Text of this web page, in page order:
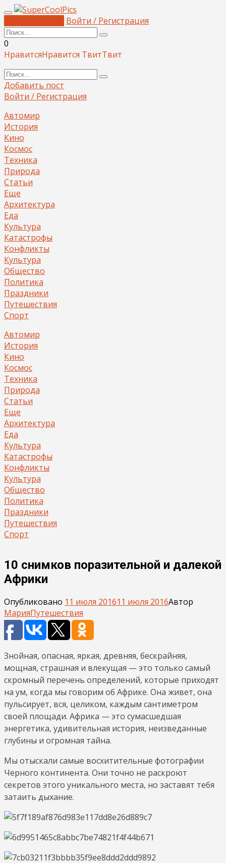
Войти / Регистрация
0
НравитсяНравится ТвитТвит
Добавить пост
Войти / Регистрация
Автомир
История
Кино
Космос
Техника
Природа
Статьи
Еще
Архитектура
Еда
Культура
Катастрофы
Конфликты
Культура
Общество
Политика
Праздники
Путешествия
Спорт
Автомир
История
Кино
Космос
Техника
Природа
Статьи
Еще
Архитектура
Еда
Культура
Катастрофы
Конфликты
Культура
Общество
Политика
Праздники
Путешествия
Спорт
10 снимков поразительной и далекой
Африки
Опубликовано 11 июля 201611 июля 2016Автор
МарияПутешествия
Знойная, опасная, яркая, древняя, бескрайняя,
мощная, страшная и влекущая — это только самый
скромный перечень определений, которые приходят
на ум, когда мы говорим об Африке. Она живет, она
пульсирует, вся, целиком, каждым сантиметром
своей площади. Африка — это сумасшедшая
энергетика, удивительная история, неизведанные
глубины и огромная тайна.
Мы отыскали самые восхитительные фотографии
Черного континента. Они точно не раскроют
секретов этого уникального места, но заставят тебя
затаить дыхание.